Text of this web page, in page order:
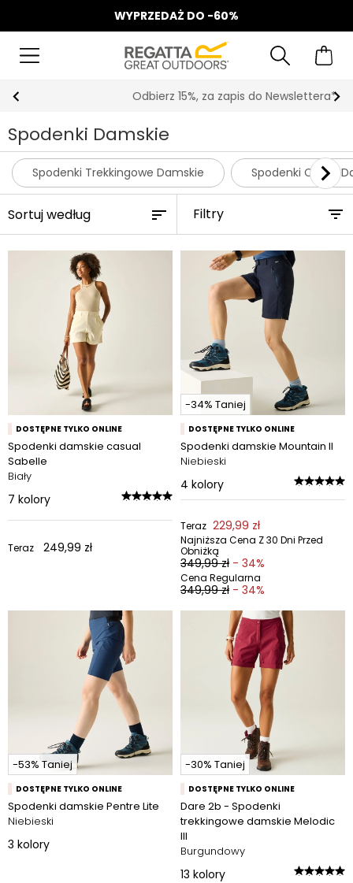
WYPRZEDAŻ DO -60%
Odbierz 15%, za zapis do Newslettera*
Spodenki Damskie
Spodenki Trekkingowe Damskie Spodenki Cargo
Filtry
DOSTĘPNE TYLKO ONLINE
Spodenki damskie casual
Sabelle
Biały
7 kolory
Teraz 249,99 zł
-34% Taniej
DOSTĘPNE TYLKO ONLINE
Spodenki damskie Mountain II
Niebieski
4 kolory
Teraz 229,99 zł
Najniższa Cena Z 30 Dni Przed
Obniżką
349,99 zł - 34%
Cena Regularna
349,99 zł - 34%
-53% Taniej
DOSTĘPNE TYLKO ONLINE
Spodenki damskie Pentre Lite
Niebieski
3 kolory
-30% Taniej
DOSTĘPNE TYLKO ONLINE
Dare 2b - Spodenki
trekkingowe damskie Melodic
III
Burgundowy
13 kolory